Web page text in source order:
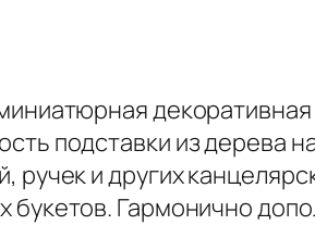
подставки из дерева
и других
букетов. Гармонично